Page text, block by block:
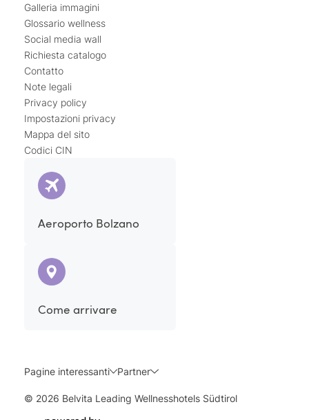
Galleria immagini
Glossario wellness
Social media wall
Richiesta catalogo
Contatto
Note legali
Privacy policy
Impostazioni privacy
Mappa del sito
Codici CIN
Aeroporto Bolzano
Come arrivare
Pagine interessanti Partner
© 2026 Belvita Leading Wellnesshotels Südtirol